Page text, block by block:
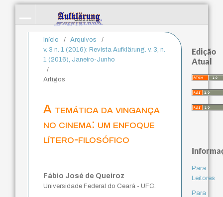
Início / Arquivos
/
v. 3 n. 1 (2016): Revista Aufklärung. v. 3, n.
1 (2016), Janeiro-Junho
/
Artigos
A temática da vingança
no cinema: um enfoque
lítero-filosófico
Fábio José de Queiroz
Universidade Federal do Ceará - UFC.
Edição
Atual
Para
Leitores
Para